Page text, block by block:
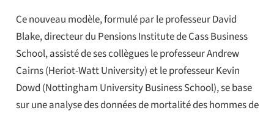
Ce nouveau modèle, formulé par le professeur David
Blake, directeur du Pensions Institute de Cass Business
School, assisté de ses collègues le professeur Andrew
Cairns (Heriot-Watt University) et le professeur Kevin
Dowd (Nottingham University Business School), se base
sur une analyse des données de mortalité des hommes de